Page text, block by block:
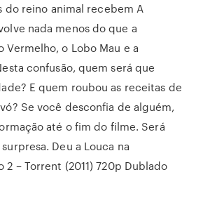
do reino animal recebem A
nada menos do que a
Vermelho, o Lobo Mau e a
confusão, quem será que
E quem roubou as receitas de
Se você desconfia de alguém,
até o fim do filme. Será
Deu a Louca na
2 – Torrent (2011) 720p Dublado